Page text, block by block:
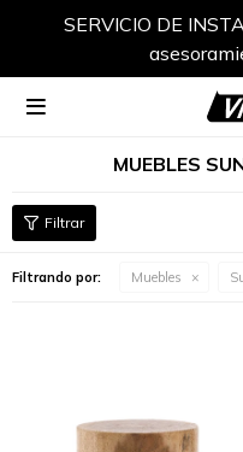
SERVICIO DE

MUEBLES
Filtrando por: Muebles